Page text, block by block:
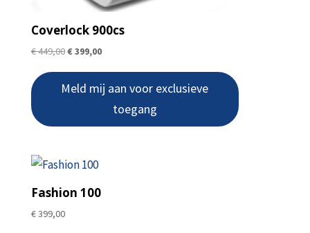
Coverlock 900cs
€449,00Original
was:
€ 449,00.
€399,00Current
is:
€ 399,00.
Meld mij aan voor exclusieve
toegang
Fashion 100
€399,00